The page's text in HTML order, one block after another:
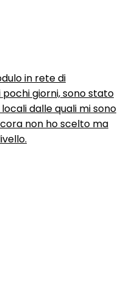
in rete di
giorni, sono stato
dalle quali mi sono
non ho scelto ma